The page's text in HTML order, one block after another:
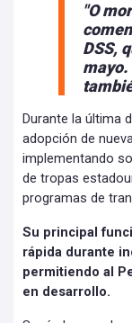
"O
DSS,
mayo.
Durante la última
adopción de
implementando
de tropas
programas de
Su principal
rápida durante
permitiendo al
en desarrollo.